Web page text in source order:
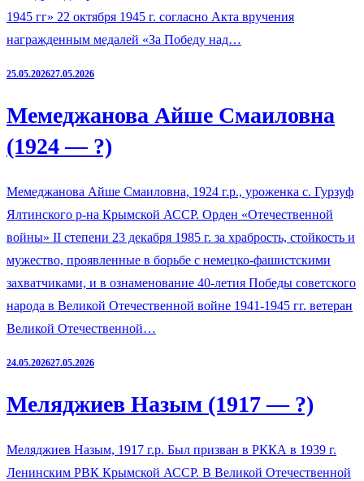
1945 гг» 22 октября 1945 г. согласно Акта вручения
награжденным медалей «За Победу над…
25.05.202627.05.2026
Мемеджанова Айше Смаиловна
(1924 — ?)
Мемеджанова Айше Смаиловна, 1924 г.р., уроженка с. Гурзуф
Ялтинского р-на Крымской АССР. Орден «Отечественной
войны» II степени 23 декабря 1985 г. за храбрость, стойкость и
мужество, проявленные в борьбе с немецко-фашистскими
захватчиками, и в ознаменование 40-летия Победы советского
народа в Великой Отечественной войне 1941-1945 гг. ветеран
Великой Отечественной…
24.05.202627.05.2026
Меляджиев Назым (1917 — ?)
Меляджиев Назым, 1917 г.р. Был призван в РККА в 1939 г.
Ленинским РВК Крымской АССР. В Великой Отечественной